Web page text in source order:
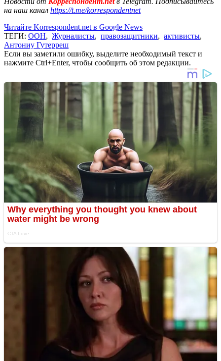
на наш канал https://t.me/korrespondentnet
Читайте Korrespondent.net в Google News
ТЕГИ: ООН, Журналисты, правозащитники, активисты,
Антониу Гутерреш
Если вы заметили ошибку, выделите необходимый текст и
нажмите Ctrl+Enter, чтобы сообщить об этом редакции.